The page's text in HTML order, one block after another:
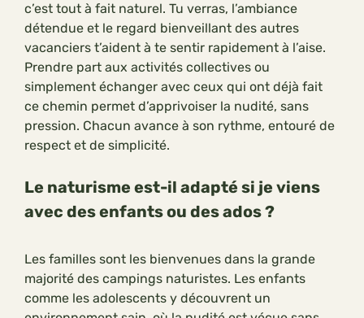
c’est tout à fait naturel. Tu verras, l’ambiance
détendue et le regard bienveillant des autres
vacanciers t’aident à te sentir rapidement à l’aise.
Prendre part aux activités collectives ou
simplement échanger avec ceux qui ont déjà fait
ce chemin permet d’apprivoiser la nudité, sans
pression. Chacun avance à son rythme, entouré de
respect et de simplicité.
Le naturisme est-il adapté si je viens
avec des enfants ou des ados ?
Les familles sont les bienvenues dans la grande
majorité des campings naturistes. Les enfants
comme les adolescents y découvrent un